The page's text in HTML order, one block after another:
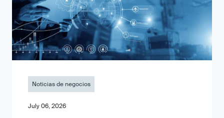
Noticias de negocios
July 06, 2026